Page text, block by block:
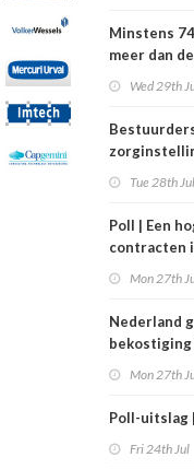
Minstens
meer dan
Wed 29th
Tue 28th Jul
Poll | Een
contracten
Mon 27th
Nederland
Mon 27th
Poll-uitslag
Fri 24th Jul